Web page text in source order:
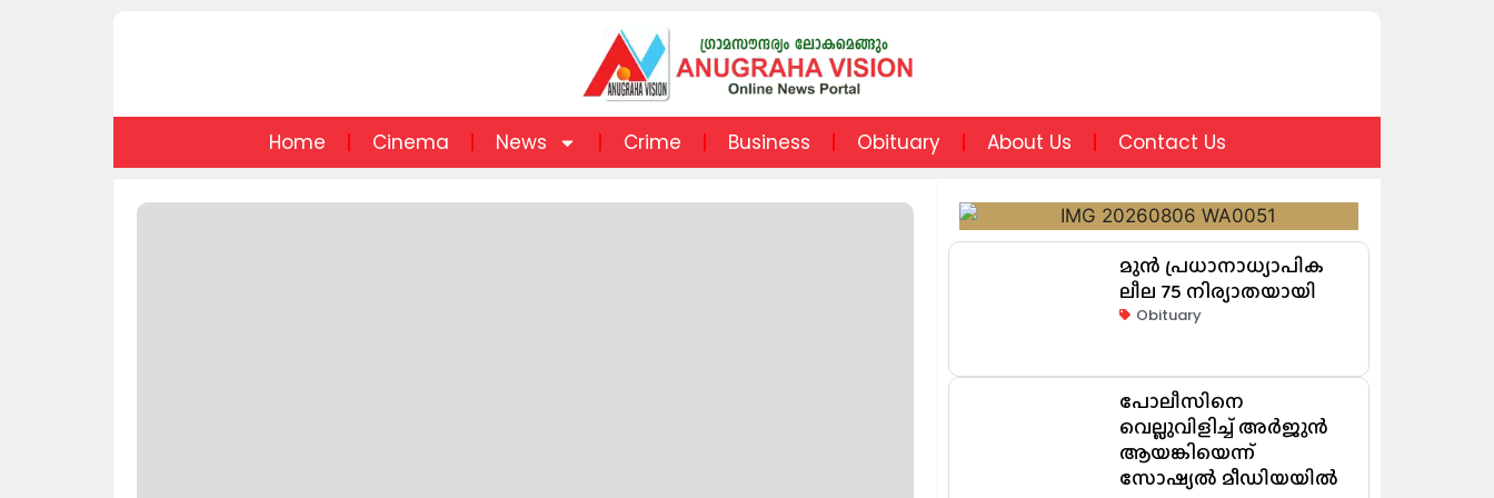
Home Cinema News Crime Business Obituary About Us Contact Us
മുൻ പ്രധാനാധ്യാപിക
ലീല 75 നിര്യാതയായി
Obituary
പോലീസിനെ
വെല്ലുവിളിച്ച് അർജുൻ
ആയങ്കിയെന്ന്
സോഷ്യൽ മീഡിയയിൽ